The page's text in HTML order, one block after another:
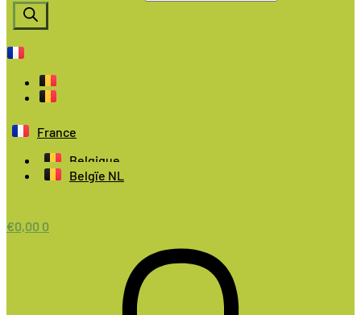
France
Belgique
Belgïe NL
€0,00 0